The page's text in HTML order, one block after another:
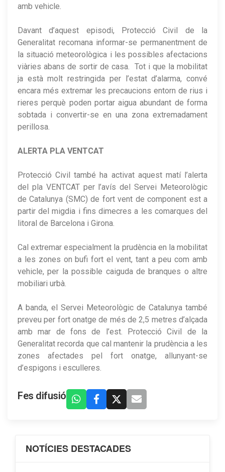
amb vehicle.
Davant d’aquest episodi, Protecció Civil de la
Generalitat recomana informar-se permanentment de
la situació meteorològica i les possibles afectacions
viàries abans de sortir de casa. Tot i que la mobilitat
ja està molt restringida per l’estat d’alarma, convé
encara més extremar les precaucions entorn de rius i
rieres perquè poden portar aigua abundant de forma
sobtada i convertir-se en una zona extremadament
perillosa.
ALERTA PLA VENTCAT
Protecció Civil també ha activat aquest matí l’alerta
del pla VENTCAT per l’avís del Servei Meteorològic
de Catalunya (SMC) de fort vent de component est a
partir del migdia i fins dimecres a les comarques del
litoral de Barcelona i Girona.
Cal extremar especialment la prudència en la mobilitat
a les zones on bufi fort el vent, tant a peu com amb
vehicle, per la possible caiguda de branques o altre
mobiliari urbà.
A banda, el Servei Meteorològic de Catalunya també
preveu per fort onatge de més de 2,5 metres d’alçada
amb mar de fons de l’est. Protecció Civil de la
Generalitat recorda que cal mantenir la prudència a les
zones afectades pel fort onatge, allunyant-se
d’espigons i esculleres.
Fes difusió
NOTÍCIES DESTACADES